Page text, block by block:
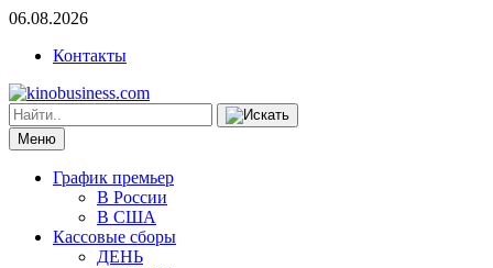
06.08.2026
Контакты
Меню
График премьер
В России
В США
Кассовые сборы
ДЕНЬ